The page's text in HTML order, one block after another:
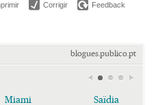
Corrigir Feedback
blogues.publico.pt
Miami
Saïdia